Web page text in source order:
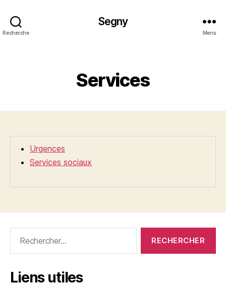
Recherche
Segny
Menu
Services
Urgences
Services sociaux
Liens utiles